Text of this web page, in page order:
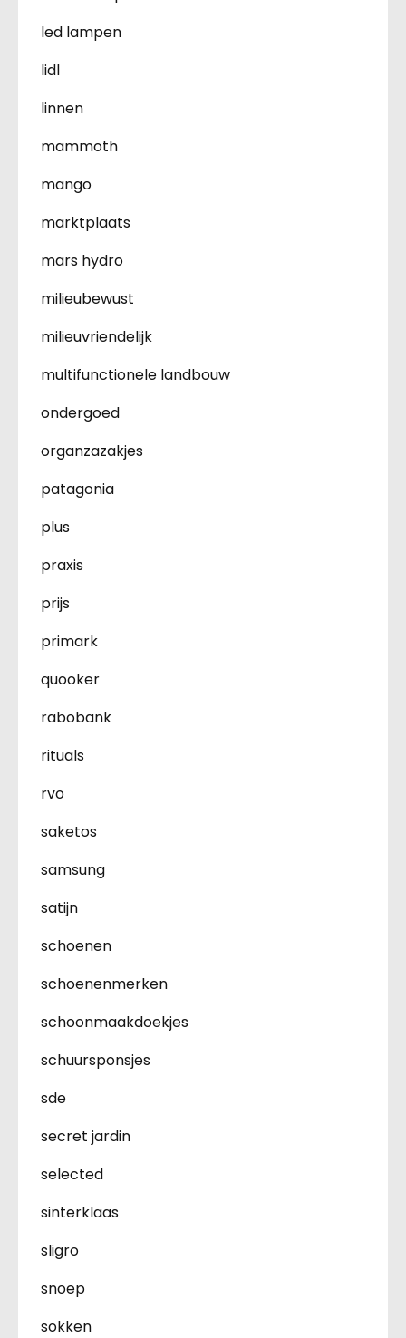
led lampen
lidl
linnen
mammoth
mango
marktplaats
mars hydro
milieubewust
milieuvriendelijk
multifunctionele landbouw
ondergoed
organzazakjes
patagonia
plus
praxis
prijs
primark
quooker
rabobank
rituals
rvo
saketos
samsung
satijn
schoenen
schoenenmerken
schoonmaakdoekjes
schuursponsjes
sde
secret jardin
selected
sinterklaas
sligro
snoep
sokken